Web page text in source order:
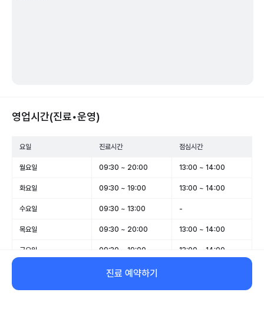
영업시간(진료•운영)
요일 진료시간 점심시간
월요일 09:30 ~ 20:00 13:00 ~ 14:00
화요일 09:30 ~ 19:00 13:00 ~ 14:00
수요일 09:30 ~ 13:00 -
목요일 09:30 ~ 20:00 13:00 ~ 14:00
금요일 09:30 ~ 19:00 13:00 ~ 14:00
09:30 ~ 14:00
일요일 휴무 -
진료 예약하기